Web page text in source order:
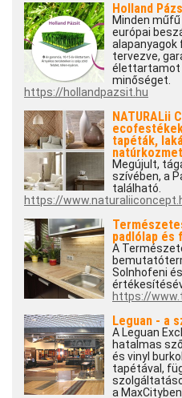
Holland
Minden
európai
tervezve,
élettartamot
minőséget.
https://hollandpazsit.hu
NATURALii
tapéták,
Megújult,
szívében, a
található.
https://
padlólap és
A
Solnhofeni
https://
Leguan - a
A Leguan
hatalmas
és vinyl
tapétával,
a